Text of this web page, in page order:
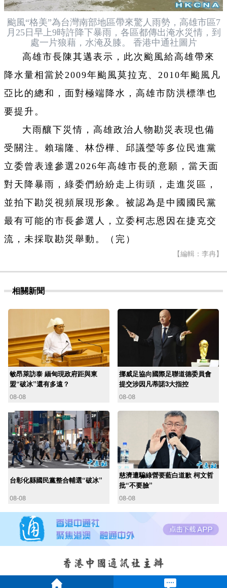
颱風“格美”為台灣南部地區帶來驚人雨勢，高雄市區7
月25日早上9時許降下暴雨，各區都傳出淹水災情，到
處一片狼藉，水淹及膝。 香港中通社圖片
高雄市長陳其邁表示，此次颱風給高雄帶來
降水量相當於2009年颱風莫拉克、2010年颱風凡
亞比的總和，面對極端降水，高雄市防洪標準也
要提升。
大雨釀下災情，高雄政治人物勘災表現也備
受關注。賴瑞隆、林岱樺、邱議瑩等多位民進黨
立委曾表達參選2026年高雄市長的意願，當天面
對天降暴雨，綠委們紛紛走上街頭，走進災區，
並拍下勘災視頻展現形象。被認為是中國國民黨
最有可能的市長參選人，立委柯志恩因在捷克交
流，未採取勘災舉動。（完）
【編輯：李冉】
相關新聞
敏昂萊訪泰 緬甸現政府距與東
盟“破冰”還有多遠？
08-08
挪威足協向國際足聯道德委員會
提交涉因凡蒂諾3大指控
08-08
台彰化縣國民黨整合輔選“破冰”
08-08
慈濟遭騙綠營要藍白道歉 柯文哲
批“不要臉”
08-08